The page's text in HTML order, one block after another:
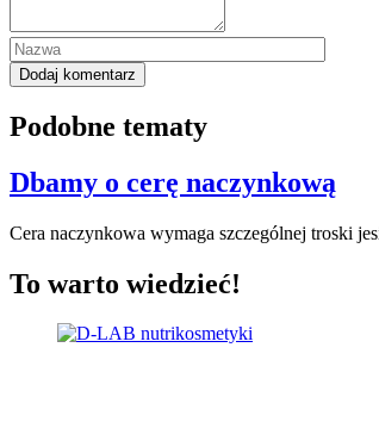
Podobne tematy
Dbamy o cerę naczynkową
Cera naczynkowa wymaga szczególnej troski
To warto wiedzieć!